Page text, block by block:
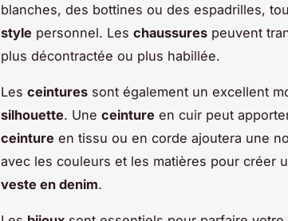
blanches, des bottines ou des espadrilles,
style personnel. Les chaussures peuvent
plus décontractée ou plus habillée.
Les ceintures sont également un excellent
silhouette. Une ceinture en cuir peut
ceinture en tissu ou en corde ajoutera une
avec les couleurs et les matières pour créer
veste en denim.